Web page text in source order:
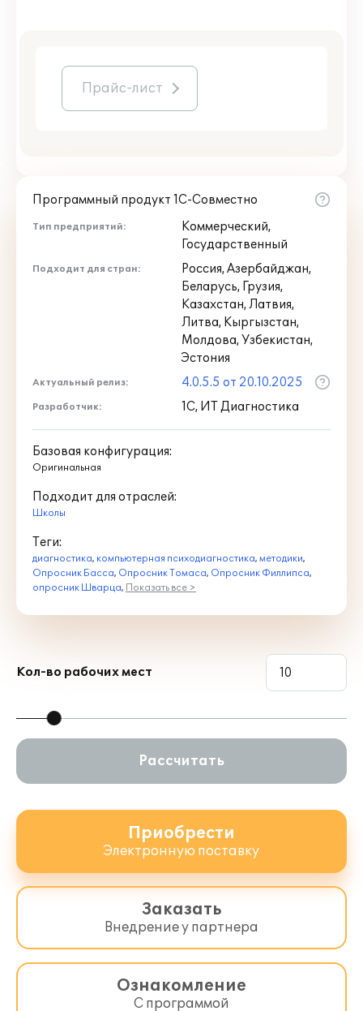
Прайс-лист
Программный продукт 1С-Совместно
Тип предприятий:
Коммерческий,
Государственный
Подходит для стран:
Россия, Азербайджан,
Беларусь, Грузия,
Казахстан, Латвия,
Литва, Кыргызстан,
Молдова, Узбекистан,
Эстония
Актуальный релиз: 4.0.5.5 от 20.10.2025
Разработчик: 1С, ИТ Диагностика
Базовая конфигурация:
Оригинальная
Подходит для отраслей:
Школы
Теги:
диагностика, компьютерная психодиагностика, методики,
Опросник Басса, Опросник Томаса, Опросник Филлипса,
опросник Шварца, Показать все >
Кол-во рабочих мест
Рассчитать
Приобрести
Электронную поставку
Заказать
Внедрение у партнера
Ознакомление
С программой